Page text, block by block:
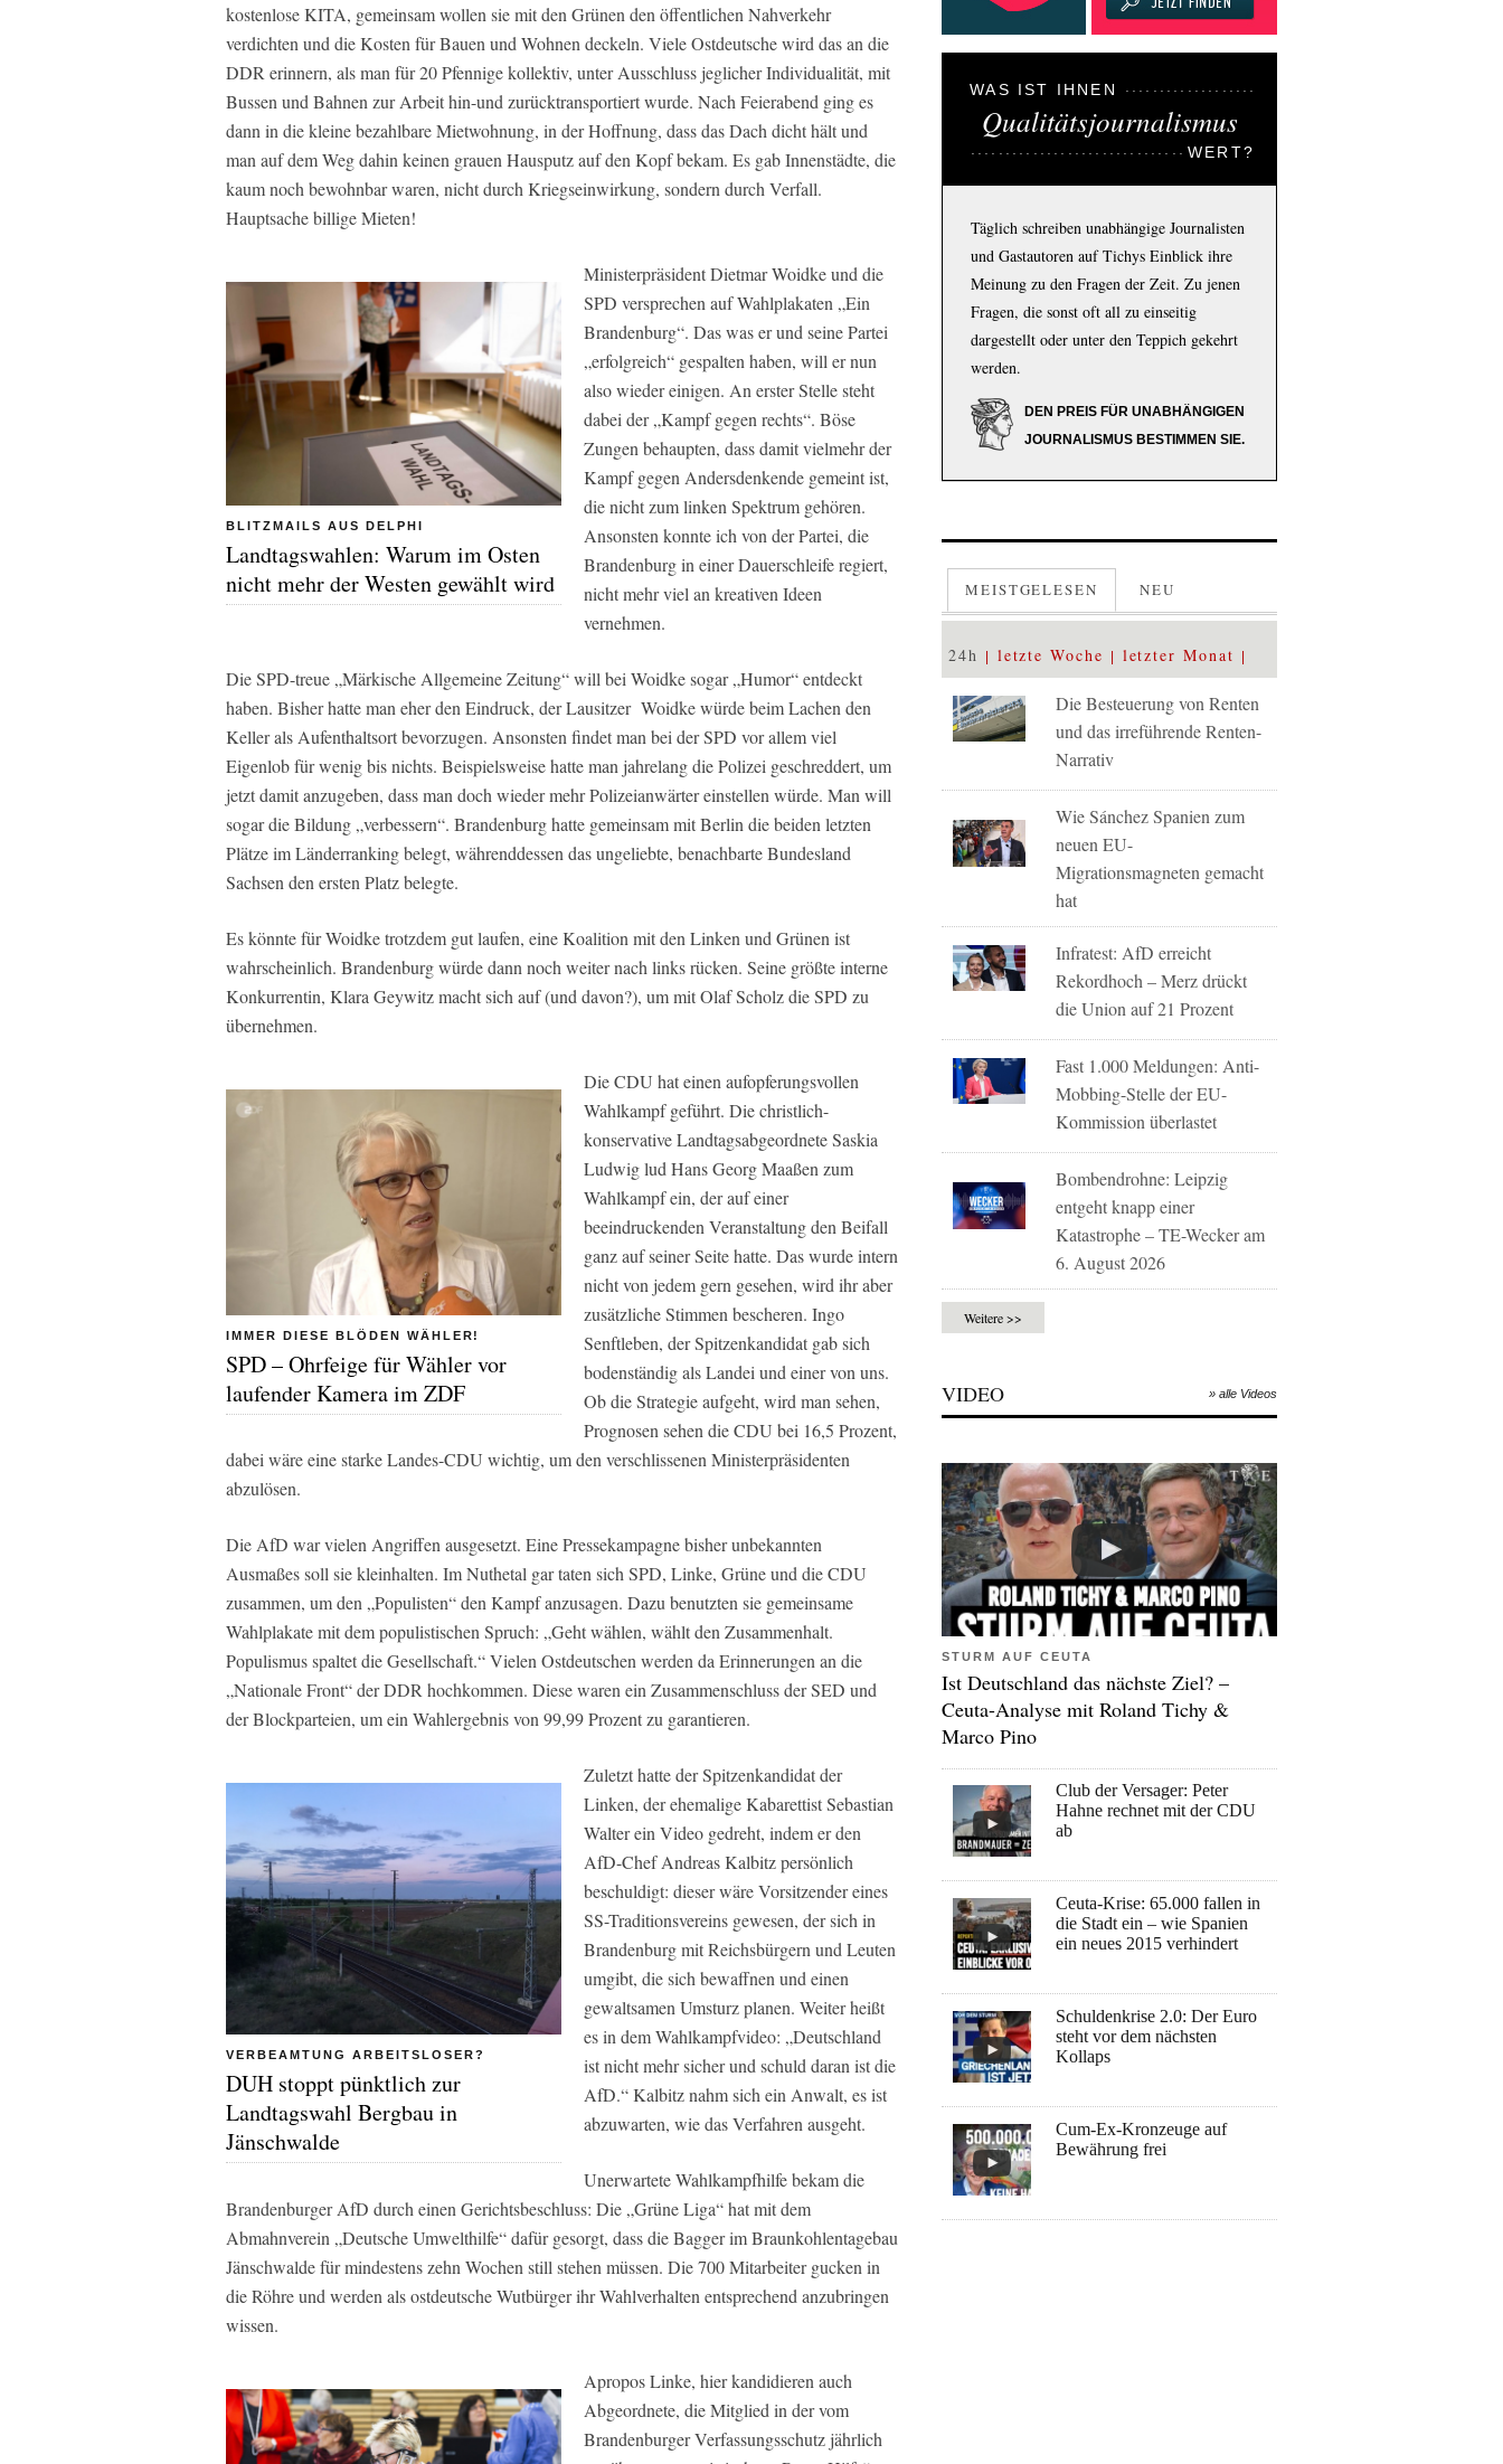
kostenlose KITA, gemeinsam wollen sie mit den Grünen den öffentlichen Nahverkehr
verdichten und die Kosten für Bauen und Wohnen deckeln. Viele Ostdeutsche wird das an die
DDR erinnern, als man für 20 Pfennige kollektiv, unter Ausschluss jeglicher Individualität, mit
Bussen und Bahnen zur Arbeit hin-und zurücktransportiert wurde. Nach Feierabend ging es
dann in die kleine bezahlbare Mietwohnung, in der Hoffnung, dass das Dach dicht hält und
man auf dem Weg dahin keinen grauen Hausputz auf den Kopf bekam. Es gab Innenstädte, die
kaum noch bewohnbar waren, nicht durch Kriegseinwirkung, sondern durch Verfall.
Hauptsache billige Mieten!
BLITZMAILS AUS DELPHI
Landtagswahlen: Warum im Osten
nicht mehr der Westen gewählt wird
Ministerpräsident Dietmar Woidke und die
SPD versprechen auf Wahlplakaten „Ein
Brandenburg“. Das was er und seine Partei
„erfolgreich“ gespalten haben, will er nun
also wieder einigen. An erster Stelle steht
dabei der „Kampf gegen rechts“. Böse
Zungen behaupten, dass damit vielmehr der
Kampf gegen Andersdenkende gemeint ist,
die nicht zum linken Spektrum gehören.
Ansonsten konnte ich von der Partei, die
Brandenburg in einer Dauerschleife regiert,
nicht mehr viel an kreativen Ideen
vernehmen.
Die SPD-treue „Märkische Allgemeine Zeitung“ will bei Woidke sogar „Humor“ entdeckt
haben. Bisher hatte man eher den Eindruck, der Lausitzer Woidke würde beim Lachen den
Keller als Aufenthaltsort bevorzugen. Ansonsten findet man bei der SPD vor allem viel
Eigenlob für wenig bis nichts. Beispielsweise hatte man jahrelang die Polizei geschreddert, um
jetzt damit anzugeben, dass man doch wieder mehr Polizeianwärter einstellen würde. Man will
sogar die Bildung „verbessern“. Brandenburg hatte gemeinsam mit Berlin die beiden letzten
Plätze im Länderranking belegt, währenddessen das ungeliebte, benachbarte Bundesland
Sachsen den ersten Platz belegte.
Es könnte für Woidke trotzdem gut laufen, eine Koalition mit den Linken und Grünen ist
wahrscheinlich. Brandenburg würde dann noch weiter nach links rücken. Seine größte interne
Konkurrentin, Klara Geywitz macht sich auf (und davon?), um mit Olaf Scholz die SPD zu
übernehmen.
IMMER DIESE BLÖDEN WÄHLER!
SPD – Ohrfeige für Wähler vor
laufender Kamera im ZDF
Die CDU hat einen aufopferungsvollen
Wahlkampf geführt. Die christlich-
konservative Landtagsabgeordnete Saskia
Ludwig lud Hans Georg Maaßen zum
Wahlkampf ein, der auf einer
beeindruckenden Veranstaltung den Beifall
ganz auf seiner Seite hatte. Das wurde intern
nicht von jedem gern gesehen, wird ihr aber
zusätzliche Stimmen bescheren. Ingo
Senftleben, der Spitzenkandidat gab sich
bodenständig als Landei und einer von uns.
Ob die Strategie aufgeht, wird man sehen,
Prognosen sehen die CDU bei 16,5 Prozent,
dabei wäre eine starke Landes-CDU wichtig, um den verschlissenen Ministerpräsidenten
abzulösen.
Die AfD war vielen Angriffen ausgesetzt. Eine Pressekampagne bisher unbekannten
Ausmaßes soll sie kleinhalten. Im Nuthetal gar taten sich SPD, Linke, Grüne und die CDU
zusammen, um den „Populisten“ den Kampf anzusagen. Dazu benutzten sie gemeinsame
Wahlplakate mit dem populistischen Spruch: „Geht wählen, wählt den Zusammenhalt.
Populismus spaltet die Gesellschaft.“ Vielen Ostdeutschen werden da Erinnerungen an die
„Nationale Front“ der DDR hochkommen. Diese waren ein Zusammenschluss der SED und
der Blockparteien, um ein Wahlergebnis von 99,99 Prozent zu garantieren.
VERBEAMTUNG ARBEITSLOSER?
DUH stoppt pünktlich zur
Landtagswahl Bergbau in
Jänschwalde
Zuletzt hatte der Spitzenkandidat der
Linken, der ehemalige Kabarettist Sebastian
Walter ein Video gedreht, indem er den
AfD-Chef Andreas Kalbitz persönlich
beschuldigt: dieser wäre Vorsitzender eines
SS-Traditionsvereins gewesen, der sich in
Brandenburg mit Reichsbürgern und Leuten
umgibt, die sich bewaffnen und einen
gewaltsamen Umsturz planen. Weiter heißt
es in dem Wahlkampfvideo: „Deutschland
ist nicht mehr sicher und schuld daran ist die
AfD.“ Kalbitz nahm sich ein Anwalt, es ist
abzuwarten, wie das Verfahren ausgeht.
Unerwartete Wahlkampfhilfe bekam die
Brandenburger AfD durch einen Gerichtsbeschluss: Die „Grüne Liga“ hat mit dem
Abmahnverein „Deutsche Umwelthilfe“ dafür gesorgt, dass die Bagger im Braunkohlentagebau
Jänschwalde für mindestens zehn Wochen still stehen müssen. Die 700 Mitarbeiter gucken in
die Röhre und werden als ostdeutsche Wutbürger ihr Wahlverhalten entsprechend anzubringen
wissen.
Apropos Linke, hier kandidieren auch
Abgeordnete, die Mitglied in der vom
Brandenburger Verfassungsschutz jährlich
WAS IST IHNEN
Qualitätsjournalismus
WERT?
Täglich schreiben unabhängige Journalisten
und Gastautoren auf Tichys Einblick ihre
Meinung zu den Fragen der Zeit. Zu jenen
Fragen, die sonst oft all zu einseitig
dargestellt oder unter den Teppich gekehrt
werden.
DEN PREIS FÜR UNABHÄNGIGEN
JOURNALISMUS BESTIMMEN SIE.
MEISTGELESEN NEU
24h letzte Woche letzter Monat
Die Besteuerung von Renten
und das irreführende Renten-
Narrativ
Wie Sánchez Spanien zum
neuen EU-
Migrationsmagneten gemacht
hat
Infratest: AfD erreicht
Rekordhoch – Merz drückt
die Union auf 21 Prozent
Fast 1.000 Meldungen: Anti-
Mobbing-Stelle der EU-
Kommission überlastet
Bombendrohne: Leipzig
entgeht knapp einer
Katastrophe – TE-Wecker am
6. August 2026
Weitere >>
VIDEO » alle Videos
STURM AUF CEUTA
Ist Deutschland das nächste Ziel? –
Ceuta-Analyse mit Roland Tichy &
Marco Pino
Club der Versager: Peter
Hahne rechnet mit der CDU
ab
Ceuta-Krise: 65.000 fallen in
die Stadt ein – wie Spanien
ein neues 2015 verhindert
Schuldenkrise 2.0: Der Euro
steht vor dem nächsten
Kollaps
Cum-Ex-Kronzeuge auf
Bewährung frei